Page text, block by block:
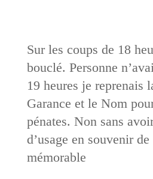
Sur les coups de 18
bouclé. Personne
19 heures je reprenais
Garance et le Nom
pénates. Non sans
d’usage en souvenir
mémorable